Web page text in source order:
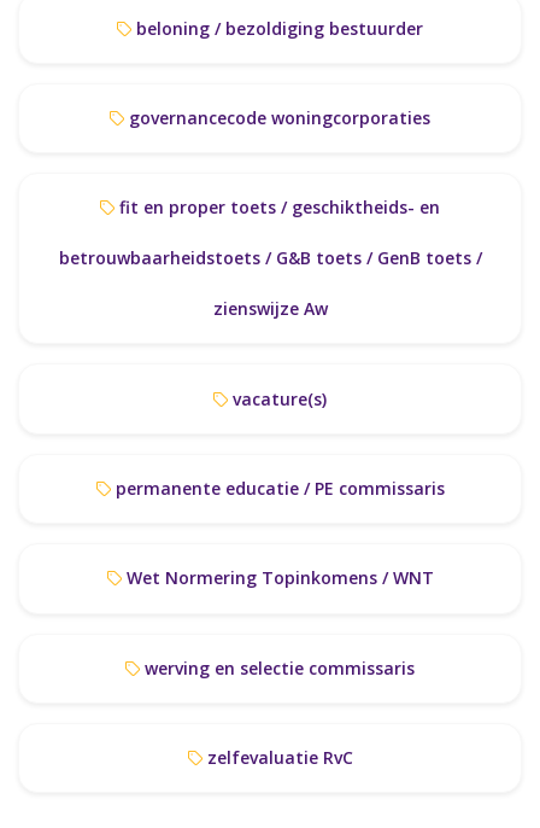
beloning / bezoldiging bestuurder
governancecode woningcorporaties
betrouwbaarheidstoets / G&B toets / GenB toets /
zienswijze Aw
vacature(s)
permanente educatie / PE commissaris
Wet Normering Topinkomens / WNT
werving en selectie commissaris
zelfevaluatie RvC